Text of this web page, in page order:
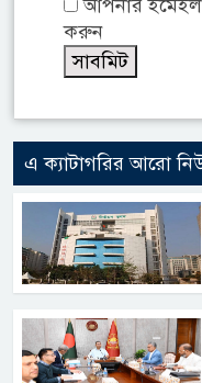
আপনার ইমেইল
করুন
এ ক্যাটাগরির আরো